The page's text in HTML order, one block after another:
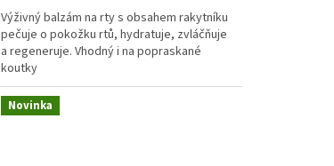
Výživný balzám na rty s obsahem rakytníku
pečuje o pokožku rtů, hydratuje, zvláčňuje
a regeneruje. Vhodný i na popraskané
koutky
Novinka